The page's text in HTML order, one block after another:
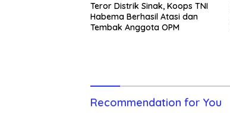
Teror Distrik Sinak, Koops TNI
Habema Berhasil Atasi dan
Tembak Anggota OPM
Recommendation for You